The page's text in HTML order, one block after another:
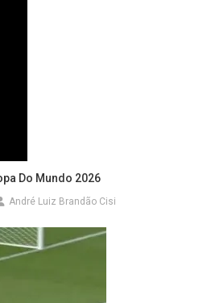
Do Mundo 2026
André Luiz Brandão Cisi